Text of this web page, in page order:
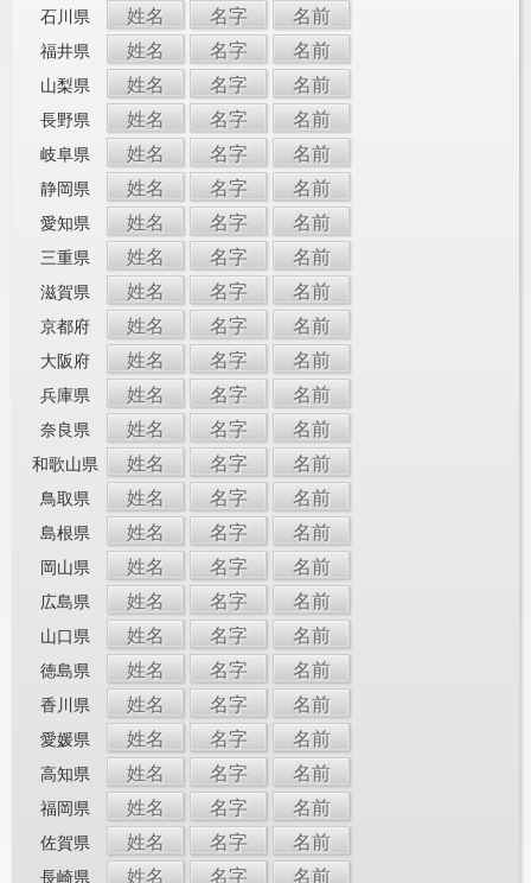
石川県 姓名 名字 名前
福井県 姓名 名字 名前
山梨県 姓名 名字 名前
長野県 姓名 名字 名前
岐阜県 姓名 名字 名前
静岡県 姓名 名字 名前
愛知県 姓名 名字 名前
三重県 姓名 名字 名前
滋賀県 姓名 名字 名前
京都府 姓名 名字 名前
大阪府 姓名 名字 名前
兵庫県 姓名 名字 名前
奈良県 姓名 名字 名前
和歌山県 姓名 名字 名前
鳥取県 姓名 名字 名前
島根県 姓名 名字 名前
岡山県 姓名 名字 名前
広島県 姓名 名字 名前
山口県 姓名 名字 名前
徳島県 姓名 名字 名前
香川県 姓名 名字 名前
愛媛県 姓名 名字 名前
高知県 姓名 名字 名前
福岡県 姓名 名字 名前
佐賀県 姓名 名字 名前
長崎県 姓名 名字 名前